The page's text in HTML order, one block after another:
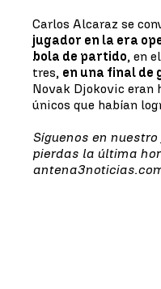
Carlos Alcaraz se
jugador en la era
bola de partido, en
tres, en una final de
Novak Djokovic eran
únicos que habían
Síguenos en nuestro
pierdas la última